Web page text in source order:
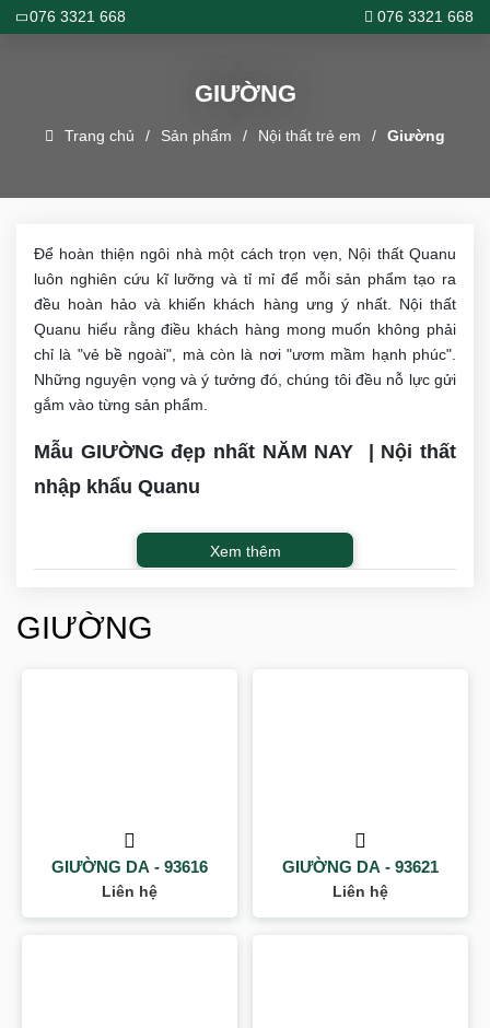
076 3321 668 076 3321 668
GIƯỜNG
Trang chủ Sản phẩm Nội thất trẻ em Giường
Để hoàn thiện ngôi nhà một cách trọn vẹn, Nội thất Quanu
luôn nghiên cứu kĩ lưỡng và tỉ mỉ để mỗi sản phẩm tạo ra
đều hoàn hảo và khiến khách hàng ưng ý nhất. Nội thất
Quanu hiểu rằng điều khách hàng mong muốn không phải
chỉ là "vẻ bề ngoài", mà còn là nơi "ươm mầm hạnh phúc".
Những nguyện vọng và ý tưởng đó, chúng tôi đều nỗ lực gửi
gắm vào từng sản phẩm.
Mẫu GIƯỜNG đẹp nhất NĂM NAY | Nội thất
nhập khẩu Quanu
Xem thêm
GIƯỜNG
GIƯỜNG DA - 93616
Liên hệ
GIƯỜNG DA - 93621
Liên hệ